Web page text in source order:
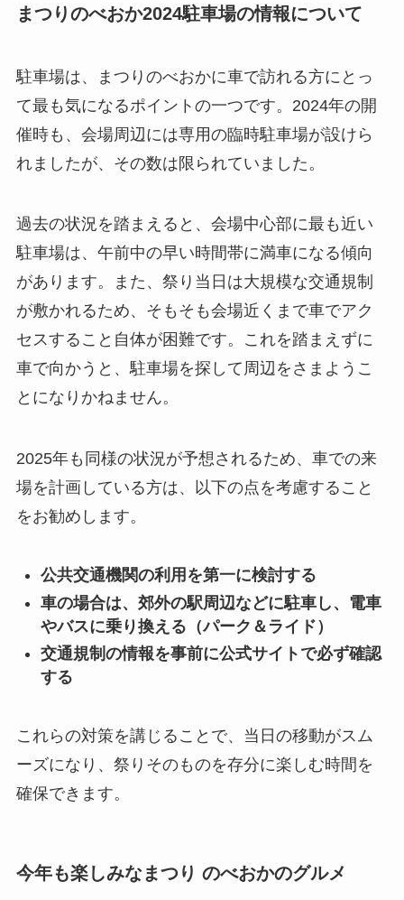
まつりのべおか2024駐車場の情報について
駐車場は、まつりのべおかに車で訪れる方にとっ
て最も気になるポイントの一つです。2024年の開
催時も、会場周辺には専用の臨時駐車場が設けら
れましたが、その数は限られていました。
過去の状況を踏まえると、会場中心部に最も近い
駐車場は、午前中の早い時間帯に満車になる傾向
があります。また、祭り当日は大規模な交通規制
が敷かれるため、そもそも会場近くまで車でアク
セスすること自体が困難です。これを踏まえずに
車で向かうと、駐車場を探して周辺をさまようこ
とになりかねません。
2025年も同様の状況が予想されるため、車での来
場を計画している方は、以下の点を考慮すること
をお勧めします。
公共交通機関の利用を第一に検討する
車の場合は、郊外の駅周辺などに駐車し、電車
やバスに乗り換える（パーク＆ライド）
交通規制の情報を事前に公式サイトで必ず確認
する
これらの対策を講じることで、当日の移動がスム
ーズになり、祭りそのものを存分に楽しむ時間を
確保できます。
今年も楽しみなまつり のべおかのグルメ